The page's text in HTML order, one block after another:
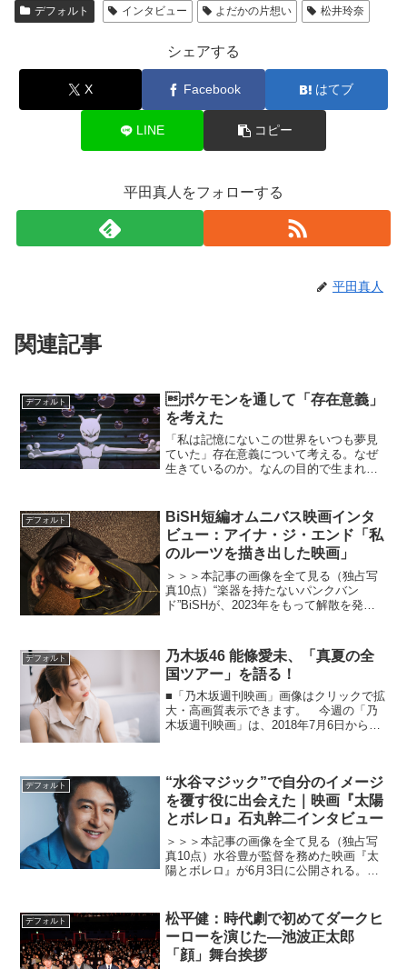
デフォルト インタビュー よだかの片想い 松井玲奈
シェアする
X Facebook はてブ
LINE コピー
平田真人をフォローする
平田真人
関連記事
デフォルト
ポケモンを通して「存在意義」
を考えた
「私は記憶にないこの世界をいつも夢見
ていた」存在意義について考える。なぜ
生きているのか。なんの目的で生まれた
果たして、この問題に答えなどあるので
しょうか。実は大人気アニ...
デフォルト
BiSH短編オムニバス映画インタ
ビュー：アイナ・ジ・エンド「私
のルーツを描き出した映画」
＞＞＞本記事の画像を全て見る（独占写
真10点）“楽器を持たないパンクバン
ド”BiSHが、2023年をもって解散を発表
CHiNCHiN ROCK'...
デフォルト
乃木坂46 能條愛未、「真夏の全
国ツアー」を語る！
■「乃木坂週刊映画」画像はクリックで拡
大・高画質表示できます。 今週の「乃
木坂週刊映画」は、2018年7月6日から8
デフォルト
“水谷マジック”で自分のイメージ
を覆す役に出会えた｜映画『太陽
とボレロ』石丸幹二インタビュー
＞＞＞本記事の画像を全て見る（独占写
真10点）水谷豊が監督を務めた映画『太
陽とボレロ』が6月3日に公開される。新
たと聞く。しかし、水谷監督を中心に出
演者、スタッフが一丸...
デフォルト
松平健：時代劇で初めてダークヒ
ーローを演じた―池波正太郎
「顔」舞台挨拶